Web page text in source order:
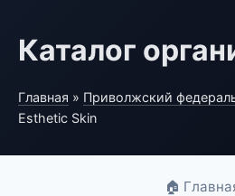
Каталог
Главная » Приволжский
Esthetic Skin
🏠